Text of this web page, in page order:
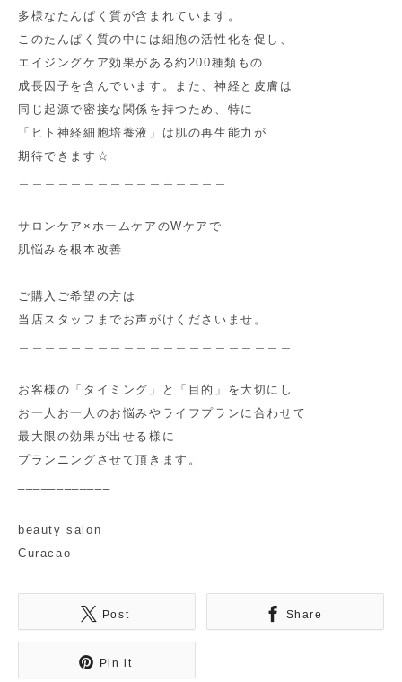
多様なたんぱく質が含まれています。
このたんぱく質の中には細胞の活性化を促し、
エイジングケア効果がある約200種類もの
成長因子を含んでいます。また、神経と皮膚は
同じ起源で密接な関係を持つため、特に
「ヒト神経細胞培養液」は肌の再生能力が
期待できます☆
サロンケア×ホームケアのWケアで
肌悩みを根本改善
ご購入ご希望の方は
当店スタッフまでお声がけくださいませ。
お客様の「タイミング」と「目的」を大切にし
お一人お一人のお悩みやライフプランに合わせて
最大限の効果が出せる様に
プランニングさせて頂きます。
beauty salon
Curacao
Post Share
Pin it